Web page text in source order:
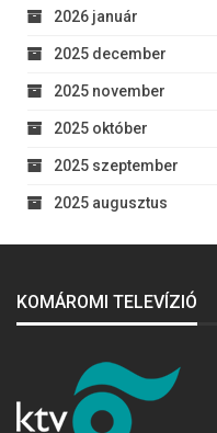
2026 január
2025 december
2025 november
2025 október
2025 szeptember
2025 augusztus
KOMÁROMI TELEVÍZIÓ